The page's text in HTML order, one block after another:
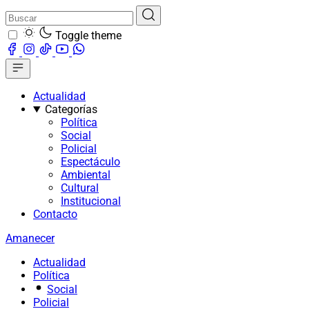
Toggle theme
Actualidad
Categorías
Política
Social
Policial
Espectáculo
Ambiental
Cultural
Institucional
Contacto
Amanecer
Actualidad
Política
Social
Policial